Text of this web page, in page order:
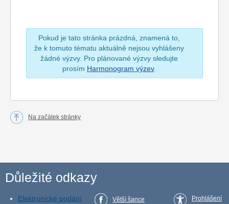
Pokud je tato stránka prázdná, znamená to,
že k tomuto tématu aktuálně nejsou vyhlášeny
žádné výzvy. Pro plánované výzvy sledujte
prosím Harmonogram výzev.
Na začátek stránky
Důležité odkazy
Elektronické podání
Větší šance
Prohlášení